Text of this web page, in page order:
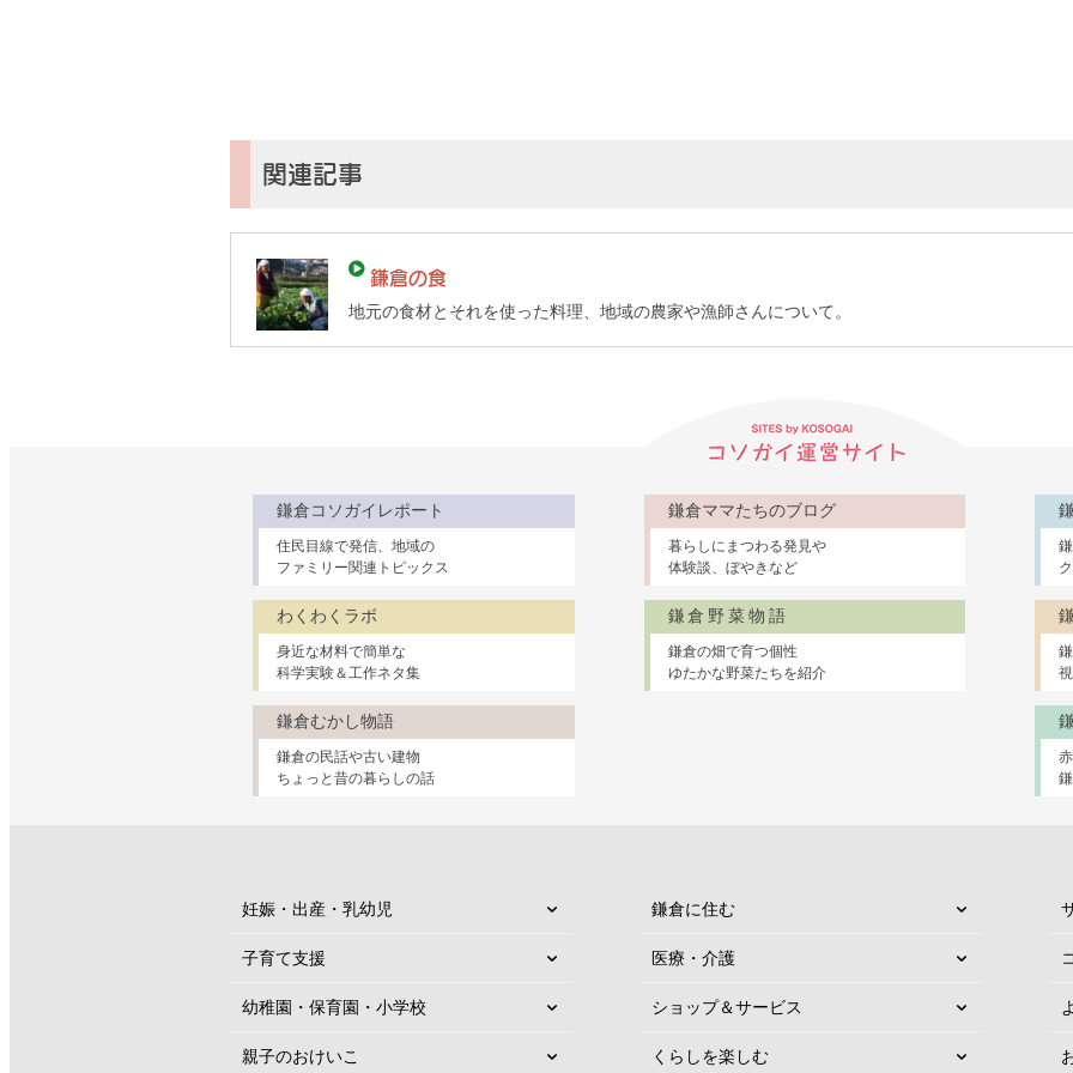
倉
て
ド）
関連記事
鎌倉の食
地元の食材とそれを使った料理、地域の農家や漁師さんについて。
鎌倉コソガイレポート
住民目線で発信、地域の
ファミリー関連トピックス
鎌倉ママたちのブログ
暮らしにまつわる発見や
体験談、ぼやきなど
わくわくラボ
身近な材料で簡単な
科学実験＆工作ネタ集
鎌倉野菜物語
鎌倉の畑で育つ個性
ゆたかな野菜たちを紹介
鎌倉むかし物語
鎌倉の民話や古い建物
ちょっと昔の暮らしの話
妊娠・出産・乳幼児
子育て支援
幼稚園・保育園・小学校
親子のおけいこ
鎌倉に住む
医療・介護
ショップ＆サービス
くらしを楽しむ